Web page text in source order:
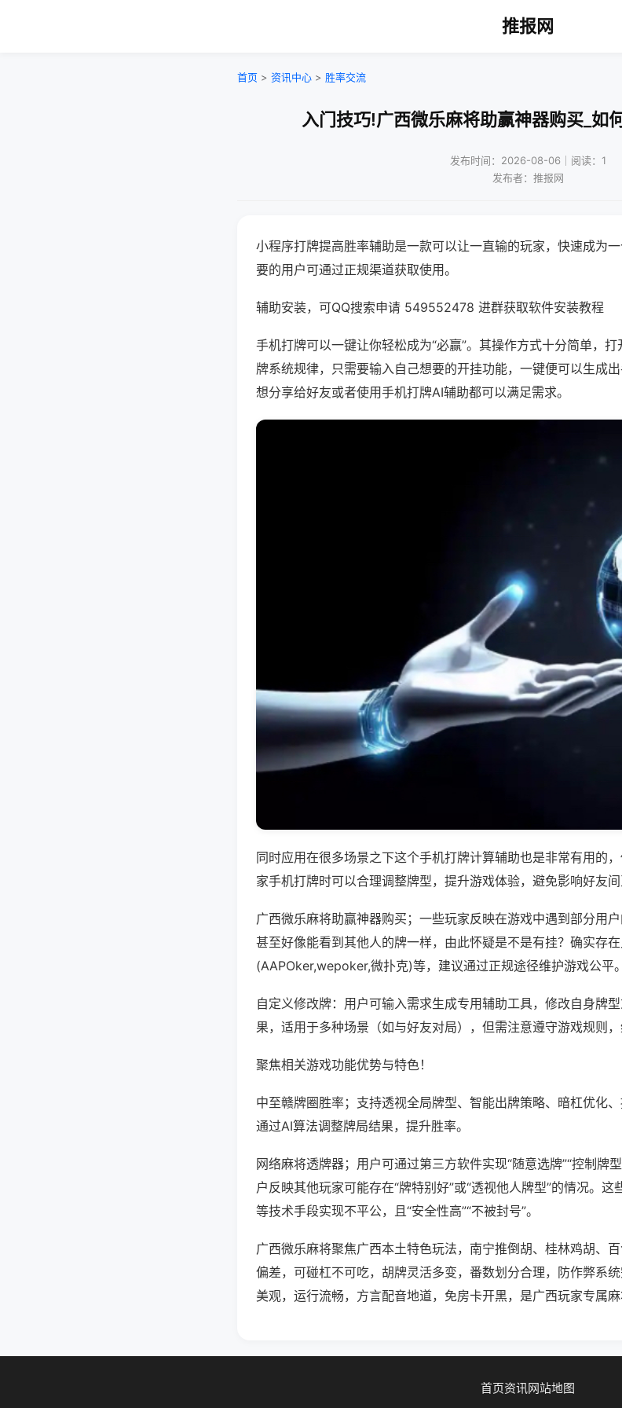
推报网
首页 > 资讯中心 > 胜率交流
入门技巧!广西微乐麻将助赢神器购买_如
发布时间：2026-08-06｜阅读：1
发布者：推报网
小程序打牌提高胜率辅助是一款可以让一直输的玩家，快速成为
要的用户可通过正规渠道获取使用。
辅助安装，可QQ搜索申请 549552478 进群获取软件安装教程
手机打牌可以一键让你轻松成为“必赢”。其操作方式十分简单，
牌系统规律，只需要输入自己想要的开挂功能，一键便可以生成
想分享给好友或者使用手机打牌AI辅助都可以满足需求。
同时应用在很多场景之下这个手机打牌计算辅助也是非常有用的
家手机打牌时可以合理调整牌型，提升游戏体验，避免影响好友间
广西微乐麻将助赢神器购买；一些玩家反映在游戏中遇到部分用
甚至好像能看到其他人的牌一样，由此怀疑是不是有挂？确实存
(AAPOker,wepoker,微扑克)等，建议通过正规途径维护游戏公平。
自定义修改牌：用户可输入需求生成专用辅助工具，修改自身牌
果，适用于多种场景（如与好友对局），但需注意遵守游戏规则，
聚焦相关游戏功能优势与特色！
中至赣牌圈胜率；支持透视全局牌型、智能出牌策略、暗杠优化
通过AI算法调整牌局结果，提升胜率。
网络麻将透牌器；用户可通过第三方软件实现“随意选牌”“控制牌
户反映其他玩家可能存在“牌特别好”或“透视他人牌型”的情况。
等技术手段实现不平公，且“安全性高”“不被封号”。
广西微乐麻将聚焦广西本土特色玩法，南宁推倒胡、桂林鸡胡、
偏差，可碰杠不可吃，胡牌灵活多变，番数划分合理，防作弊系
美观，运行流畅，方言配音地道，免房卡开黑，是广西玩家专属麻
首页资讯网站地图